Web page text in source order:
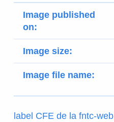
Image published
on:
Image size:
Image file name:
label CFE de la fntc-web